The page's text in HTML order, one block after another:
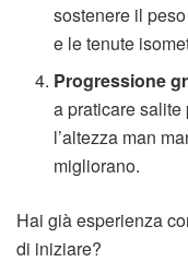
sostenere il
e le tenute
Progressione
a praticare
l’altezza man
migliorano.
Hai già esperienza
di iniziare?